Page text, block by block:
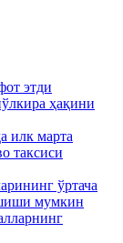
этди
ҳақини
илк марта
таксиси
ўртача
мумкин